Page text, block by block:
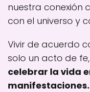
nuestra conexión
con el universo y
Vivir de acuerdo
solo un acto de
celebrar la vida
manifestaciones.